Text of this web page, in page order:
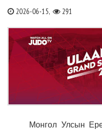
2026-06-15, 291
Монгол Улсын